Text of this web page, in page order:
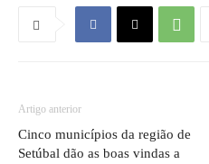
Artigo anterior
Cinco municípios da região de
Setúbal dão as boas vindas a